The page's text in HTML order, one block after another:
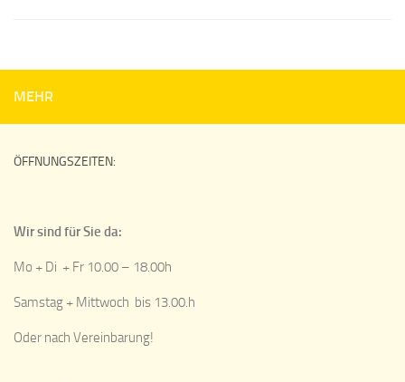
MEHR
ÖFFNUNGSZEITEN:
Wir sind für Sie da:
Mo + Di + Fr 10.00 – 18.00h
Samstag + Mittwoch bis 13.00.h
Oder nach Vereinbarung!